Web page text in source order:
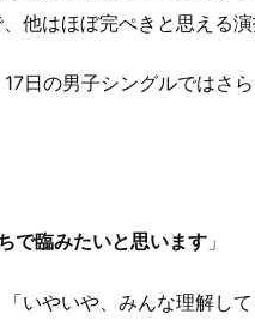
他はほぼ完ぺきと思える演
日の男子シングルではさ
で臨みたいと思います 」
いやいや、みんな理解して